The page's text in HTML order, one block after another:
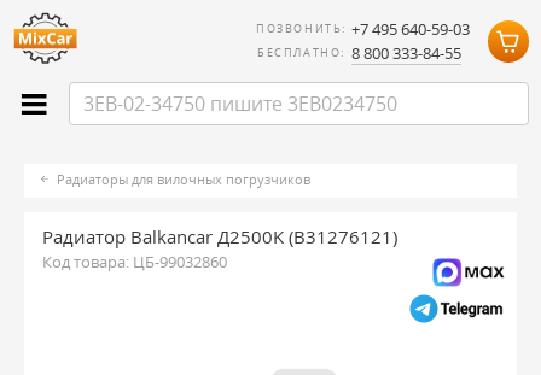
ПОЗВОНИТЬ: +7 495 640-59-03
БЕСПЛАТНО: 8 800 333-84-55
Радиаторы для вилочных погрузчиков
Радиатор Balkancar Д2500K (B31276121)
Код товара: ЦБ-99032860